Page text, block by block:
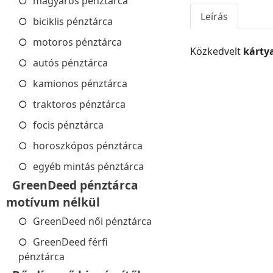
biciklis pénztárca
motoros pénztárca
autós pénztárca
kamionos pénztárca
traktoros pénztárca
focis pénztárca
horoszkópos pénztárca
egyéb mintás pénztárca
GreenDeed pénztárca
motívum nélkül
GreenDeed női pénztárca
GreenDeed férfi
pénztárca
Leírás
Közkedvelt